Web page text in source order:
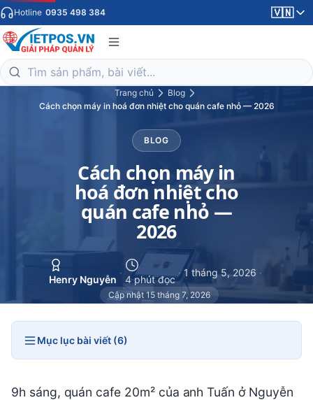
Hotline 0935 498 384 🇻🇳
Trang chủ
Blog
Cách chọn máy in hoá đơn nhiệt cho quán cafe nhỏ — 2026
BLOG
Cách chọn máy in
hoá đơn nhiệt cho
quán cafe nhỏ —
2026
Henry Nguyễn
·
4 phút đọc
· 1 tháng 5, 2026 ·
Cập nhật 15 tháng 7, 2026
Mục lục bài viết (6)
9h sáng, quán cafe 20m² của anh Tuấn ở Nguyễn